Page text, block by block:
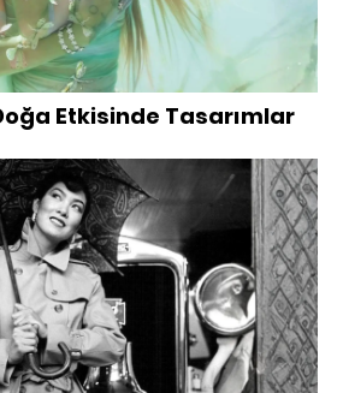
Etkisinde Tasarımlar